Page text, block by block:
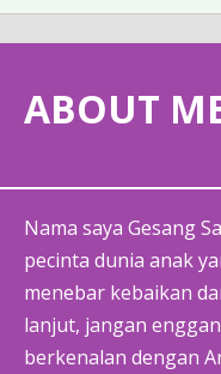
ABOUT
Nama saya Gesang
pecinta dunia anak
menebar kebaikan
lanjut, jangan
berkenalan dengan